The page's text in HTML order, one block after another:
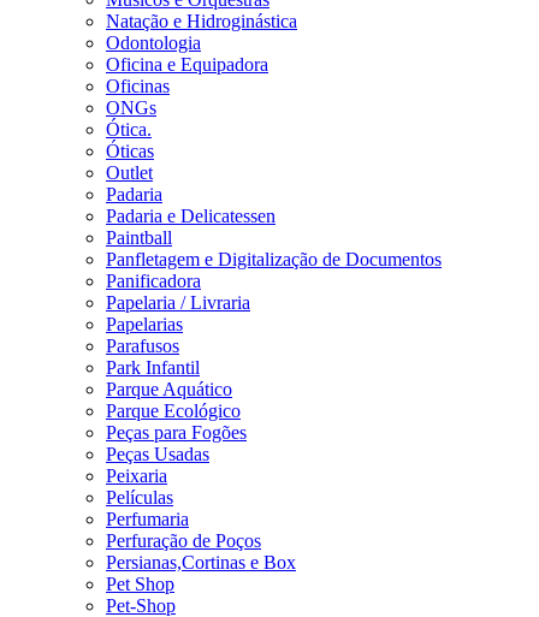
Natação e Hidroginástica
Odontologia
Oficina e Equipadora
Oficinas
ONGs
Ótica.
Óticas
Outlet
Padaria
Padaria e Delicatessen
Paintball
Panfletagem e Digitalização de Documentos
Panificadora
Papelaria / Livraria
Papelarias
Parafusos
Park Infantil
Parque Aquático
Parque Ecológico
Peças para Fogões
Peças Usadas
Peixaria
Películas
Perfumaria
Perfuração de Poços
Persianas,Cortinas e Box
Pet Shop
Pet-Shop